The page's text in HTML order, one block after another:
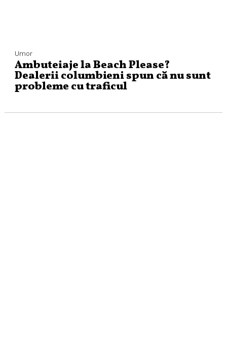
Umor
Ambuteiaje la Beach Please?
Dealerii columbieni spun că nu sunt
probleme cu traficul